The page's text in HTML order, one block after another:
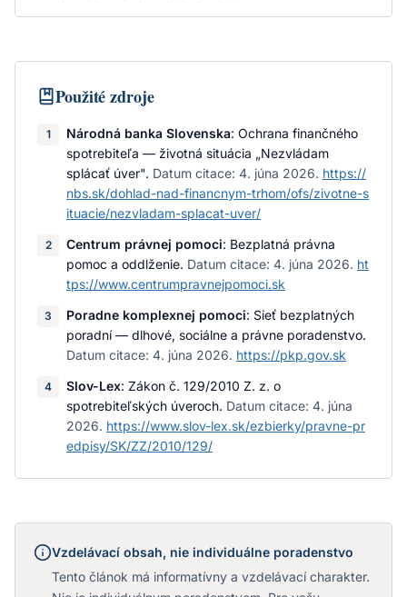
Použité zdroje
1 Národná banka Slovenska: Ochrana finančného
spotrebiteľa — životná situácia „Nezvládam
splácať úver". Datum citace: 4. júna 2026. https://
nbs.sk/dohlad-nad-financnym-trhom/ofs/zivotne-s
ituacie/nezvladam-splacat-uver/
2 Centrum právnej pomoci: Bezplatná právna
pomoc a oddlženie. Datum citace: 4. júna 2026. ht
tps://www.centrumpravnejpomoci.sk
3 Poradne komplexnej pomoci: Sieť bezplatných
poradní — dlhové, sociálne a právne poradenstvo.
Datum citace: 4. júna 2026. https://pkp.gov.sk
4 Slov-Lex: Zákon č. 129/2010 Z. z. o
spotrebiteľských úveroch. Datum citace: 4. júna
2026. https://www.slov-lex.sk/ezbierky/pravne-pr
edpisy/SK/ZZ/2010/129/
Vzdelávací obsah, nie individuálne poradenstvo
Tento článok má informatívny a vzdelávací charakter.